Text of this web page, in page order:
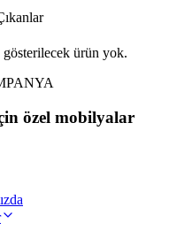
gösterilecek ürün yok.
özel mobilyalar